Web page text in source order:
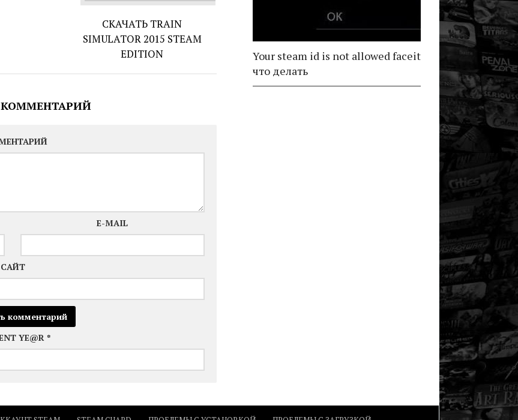
СКАЧАТЬ TRAIN
SIMULATOR 2015 STEAM
EDITION
E-MAIL
САЙТ
YE@R *
Your steam id is not allowed faceit
что делать